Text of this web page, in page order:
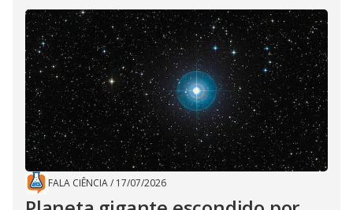
FALA CIÊNCIA/ 17/07/2026